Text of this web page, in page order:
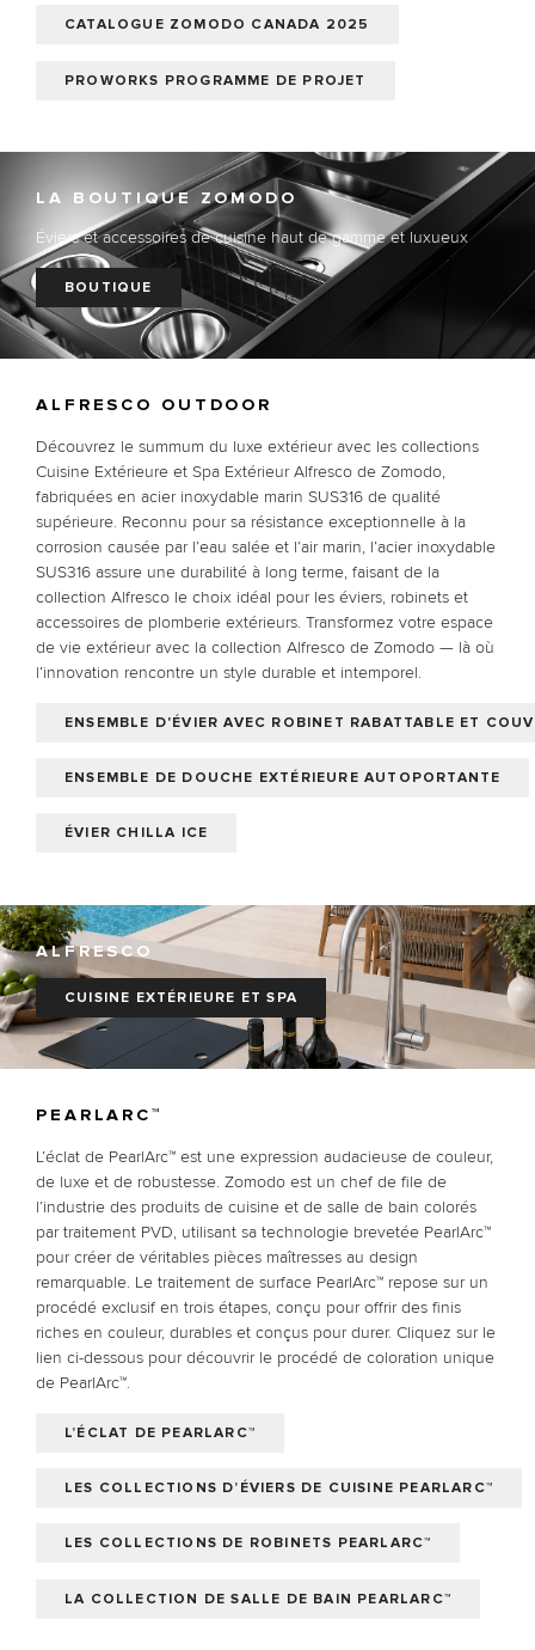
CATALOGUE ZOMODO CANADA 2025
PROWORKS PROGRAMME DE PROJET
LA BOUTIQUE ZOMODO
Éviers et accessoires de cuisine haut de gamme et luxueux
BOUTIQUE
ALFRESCO OUTDOOR
Découvrez le summum du luxe extérieur avec les collections
Cuisine Extérieure et Spa Extérieur Alfresco de Zomodo,
fabriquées en acier inoxydable marin SUS316 de qualité
supérieure. Reconnu pour sa résistance exceptionnelle à la
corrosion causée par l’eau salée et l’air marin, l’acier inoxydable
SUS316 assure une durabilité à long terme, faisant de la
collection Alfresco le choix idéal pour les éviers, robinets et
accessoires de plomberie extérieurs. Transformez votre espace
de vie extérieur avec la collection Alfresco de Zomodo — là où
l’innovation rencontre un style durable et intemporel.
ENSEMBLE D'ÉVIER AVEC ROBINET RABATTABLE ET
ENSEMBLE DE DOUCHE EXTÉRIEURE AUTOPORTANTE
ÉVIER CHILLA ICE
ALFRESCO
CUISINE EXTÉRIEURE ET SPA
PEARLARC™
L’éclat de PearlArc™ est une expression audacieuse de couleur,
de luxe et de robustesse. Zomodo est un chef de file de
l’industrie des produits de cuisine et de salle de bain colorés
par traitement PVD, utilisant sa technologie brevetée PearlArc™
pour créer de véritables pièces maîtresses au design
remarquable. Le traitement de surface PearlArc™ repose sur un
procédé exclusif en trois étapes, conçu pour offrir des finis
riches en couleur, durables et conçus pour durer. Cliquez sur le
lien ci-dessous pour découvrir le procédé de coloration unique
de PearlArc™.
L’ÉCLAT DE PEARLARC™
LES COLLECTIONS D’ÉVIERS DE CUISINE PEARLARC™
LES COLLECTIONS DE ROBINETS PEARLARC™
LA COLLECTION DE SALLE DE BAIN PEARLARC™